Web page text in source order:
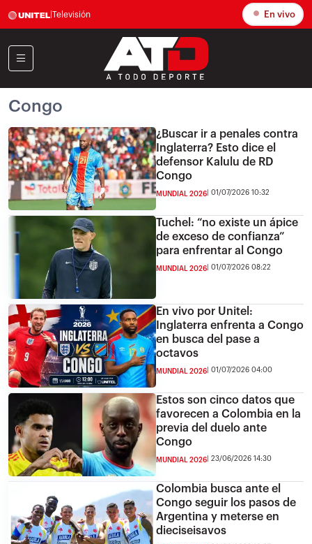
Televisión En vivo
Congo
¿Buscar ir a penales contra
Inglaterra? Esto dice el
defensor Kalulu de RD
Congo
MUNDIAL 2026 01/07/2026 10:32
Tuchel: “no existe un ápice
de exceso de confianza”
para enfrentar al Congo
MUNDIAL 2026 01/07/2026 08:22
En vivo por Unitel:
Inglaterra enfrenta a Congo
en busca del pase a
octavos
MUNDIAL 2026 01/07/2026 04:00
Estos son cinco datos que
favorecen a Colombia en la
previa del duelo ante
Congo
MUNDIAL 2026 23/06/2026 14:30
Colombia busca ante el
Congo seguir los pasos de
Argentina y meterse en
dieciseisavos